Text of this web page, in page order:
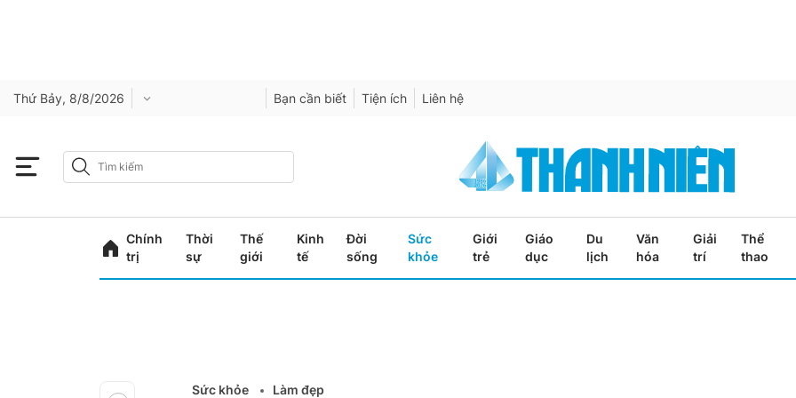
Thứ Bảy, 8/8/2026 Bạn cần biết Tiện ích Liên hệ
Chính
trị
Thời
sự
Thế
giới
Kinh
tế
Đời
sống
Sức
khỏe
Giới
trẻ
Giáo
dục
Du
lịch
Văn
hóa
Giải
trí
Thể
thao
Sức khỏe Làm đẹp